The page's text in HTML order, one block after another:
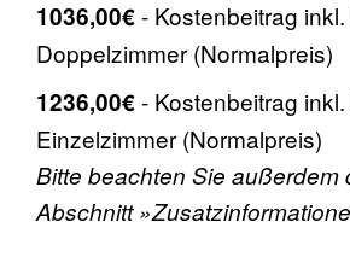
1036,00€
Kostenbeitrag
Doppelzimmer (Normalpreis)
1236,00€
Kostenbeitrag
Einzelzimmer (Normalpreis)
Bitte beachten Sie außerdem
Abschnitt